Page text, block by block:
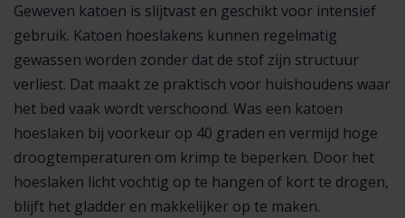
Geweven katoen is slijtvast en geschikt voor intensief
gebruik. Katoen hoeslakens kunnen regelmatig
gewassen worden zonder dat de stof zijn structuur
verliest. Dat maakt ze praktisch voor huishoudens waar
het bed vaak wordt verschoond. Was een katoen
hoeslaken bij voorkeur op 40 graden en vermijd hoge
droogtemperaturen om krimp te beperken. Door het
hoeslaken licht vochtig op te hangen of kort te drogen,
blijft het gladder en makkelijker op te maken.